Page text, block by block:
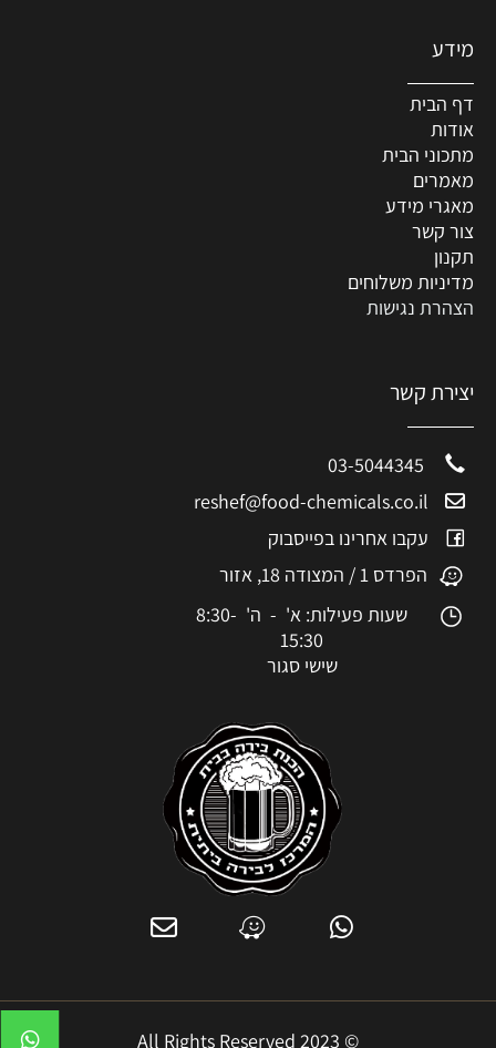
מידע
דף הבית
אודות
מתכוני הבית
מאמרים
מאגרי מידע
צור קשר
תקנון
מדיניות משלוחים
הצהרת נגישות
יצירת קשר
reshef@food-chemicals.co.il
עקבו אחרינו בפייסבוק
הפרדס 1 / המצודה 18, אזור
שעות פעילות: א' - ה' 8:30-
15:30
שישי סגור
© 2023 All Rights Reserved